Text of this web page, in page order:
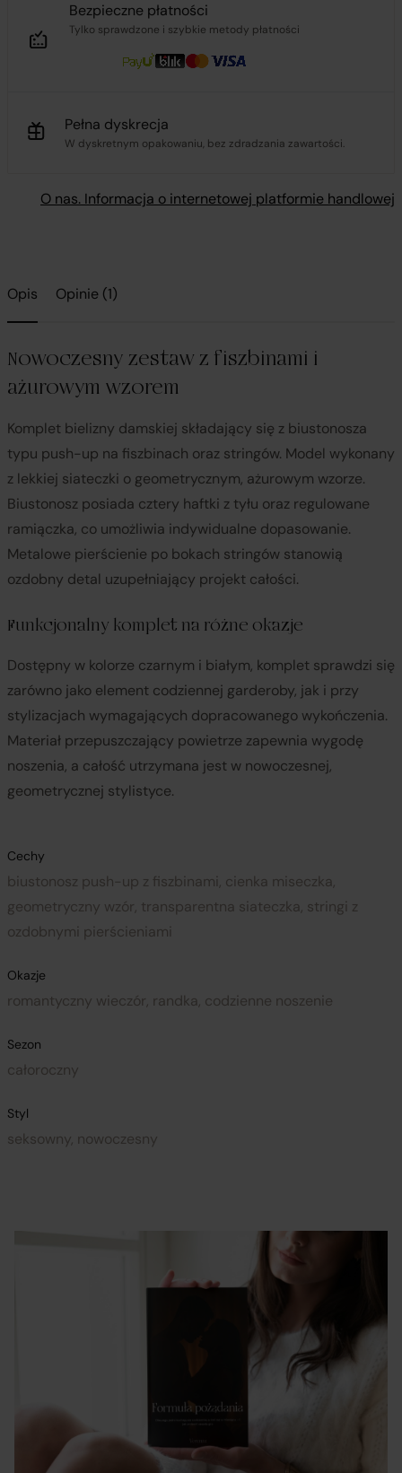
Bezpieczne płatności
Tylko sprawdzone i szybkie metody płatności
Pełna dyskrecja
W dyskretnym opakowaniu, bez zdradzania zawartości.
O nas. Informacja o internetowej platformie handlowej
Opis Opinie (1)
Nowoczesny zestaw z fiszbinami i
ażurowym wzorem
Komplet bielizny damskiej składający się z biustonosza
typu push-up na fiszbinach oraz stringów. Model wykonany
z lekkiej siateczki o geometrycznym, ażurowym wzorze.
Biustonosz posiada cztery haftki z tyłu oraz regulowane
ramiączka, co umożliwia indywidualne dopasowanie.
Metalowe pierścienie po bokach stringów stanowią
ozdobny detal uzupełniający projekt całości.
Funkcjonalny komplet na różne okazje
Dostępny w kolorze czarnym i białym, komplet sprawdzi się
zarówno jako element codziennej garderoby, jak i przy
stylizacjach wymagających dopracowanego wykończenia.
Materiał przepuszczający powietrze zapewnia wygodę
noszenia, a całość utrzymana jest w nowoczesnej,
geometrycznej stylistyce.
Cechy
biustonosz push-up z fiszbinami, cienka miseczka,
geometryczny wzór, transparentna siateczka, stringi z
ozdobnymi pierścieniami
Okazje
romantyczny wieczór, randka, codzienne noszenie
Sezon
całoroczny
Styl
seksowny, nowoczesny